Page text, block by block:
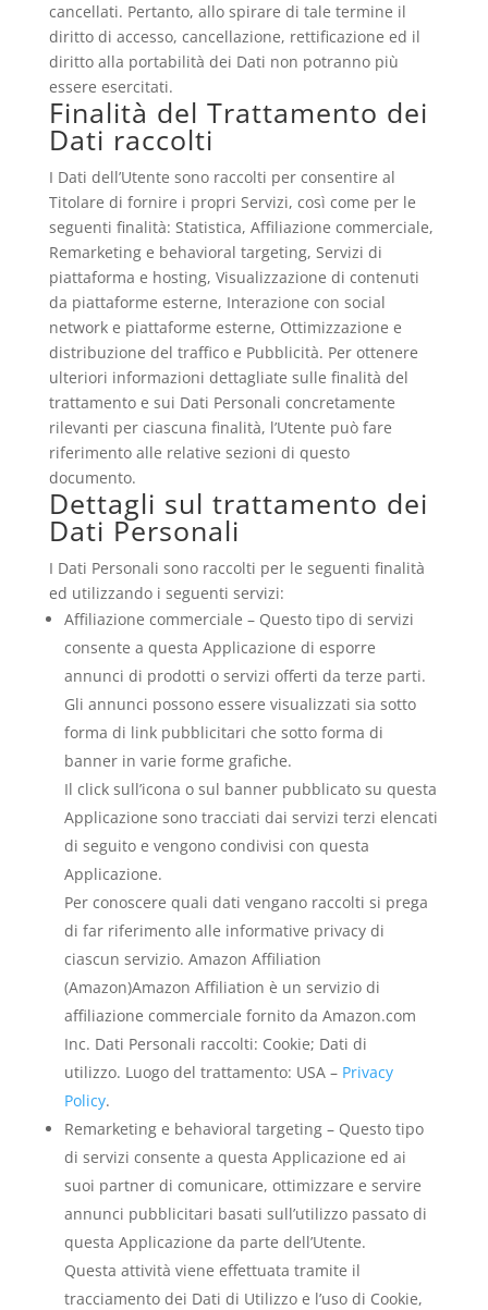
cancellati. Pertanto, allo spirare di tale termine il
diritto di accesso, cancellazione, rettificazione ed il
diritto alla portabilità dei Dati non potranno più
essere esercitati.
Finalità del Trattamento dei
Dati raccolti
I Dati dell’Utente sono raccolti per consentire al
Titolare di fornire i propri Servizi, così come per le
seguenti finalità: Statistica, Affiliazione commerciale,
Remarketing e behavioral targeting, Servizi di
piattaforma e hosting, Visualizzazione di contenuti
da piattaforme esterne, Interazione con social
network e piattaforme esterne, Ottimizzazione e
distribuzione del traffico e Pubblicità. Per ottenere
ulteriori informazioni dettagliate sulle finalità del
trattamento e sui Dati Personali concretamente
rilevanti per ciascuna finalità, l’Utente può fare
riferimento alle relative sezioni di questo
documento.
Dettagli sul trattamento dei
Dati Personali
I Dati Personali sono raccolti per le seguenti finalità
ed utilizzando i seguenti servizi:
Affiliazione commerciale – Questo tipo di servizi
consente a questa Applicazione di esporre
annunci di prodotti o servizi offerti da terze parti.
Gli annunci possono essere visualizzati sia sotto
forma di link pubblicitari che sotto forma di
banner in varie forme grafiche.
Il click sull’icona o sul banner pubblicato su questa
Applicazione sono tracciati dai servizi terzi elencati
di seguito e vengono condivisi con questa
Applicazione.
Per conoscere quali dati vengano raccolti si prega
di far riferimento alle informative privacy di
ciascun servizio. Amazon Affiliation
(Amazon)Amazon Affiliation è un servizio di
affiliazione commerciale fornito da Amazon.com
Inc. Dati Personali raccolti: Cookie; Dati di
utilizzo. Luogo del trattamento: USA – Privacy
Policy.
Remarketing e behavioral targeting – Questo tipo
di servizi consente a questa Applicazione ed ai
suoi partner di comunicare, ottimizzare e servire
annunci pubblicitari basati sull’utilizzo passato di
questa Applicazione da parte dell’Utente.
Questa attività viene effettuata tramite il
tracciamento dei Dati di Utilizzo e l’uso di Cookie,